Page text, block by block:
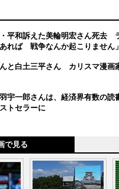
平和訴えた美輪明宏さん死去
れば 戦争なんか起こりません」
と白土三平さん カリスマ漫画
宇一郎さんは、経済界有数の
トセラーに
で見る